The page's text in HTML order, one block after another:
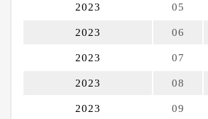
2023 05
2023 06
2023 07
2023 08
2023 09